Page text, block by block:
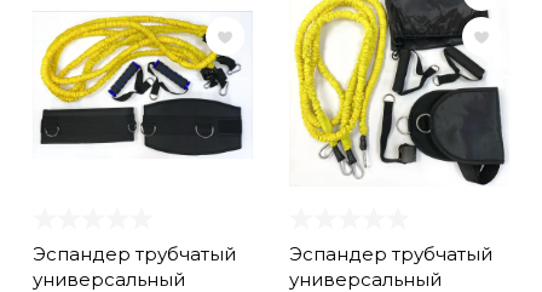
Эспандер трубчатый
универсальный
Эспандер трубчатый
универсальный